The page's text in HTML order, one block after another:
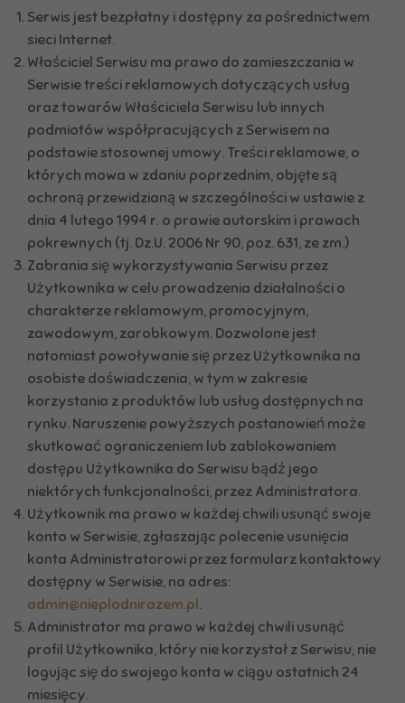
Serwis jest bezpłatny i dostępny za pośrednictwem
sieci Internet.
Właściciel Serwisu ma prawo do zamieszczania w
Serwisie treści reklamowych dotyczących usług
oraz towarów Właściciela Serwisu lub innych
podmiotów współpracujących z Serwisem na
podstawie stosownej umowy. Treści reklamowe, o
których mowa w zdaniu poprzednim, objęte są
ochroną przewidzianą w szczególności w ustawie z
dnia 4 lutego 1994 r. o prawie autorskim i prawach
pokrewnych (tj. Dz.U. 2006 Nr 90, poz. 631, ze zm.)
Zabrania się wykorzystywania Serwisu przez
Użytkownika w celu prowadzenia działalności o
charakterze reklamowym, promocyjnym,
zawodowym, zarobkowym. Dozwolone jest
natomiast powoływanie się przez Użytkownika na
osobiste doświadczenia, w tym w zakresie
korzystania z produktów lub usług dostępnych na
rynku. Naruszenie powyższych postanowień może
skutkować ograniczeniem lub zablokowaniem
dostępu Użytkownika do Serwisu bądź jego
niektórych funkcjonalności, przez Administratora.
Użytkownik ma prawo w każdej chwili usunąć swoje
konto w Serwisie, zgłaszając polecenie usunięcia
konta Administratorowi przez formularz kontaktowy
dostępny w Serwisie, na adres:
admin@nieplodnirazem.pl.
Administrator ma prawo w każdej chwili usunąć
profil Użytkownika, który nie korzystał z Serwisu, nie
logując się do swojego konta w ciągu ostatnich 24
miesięcy.